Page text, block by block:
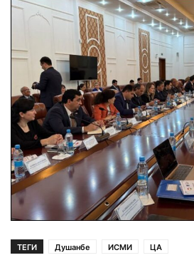
ТЕГИ Душанбе ИСМИ ЦА